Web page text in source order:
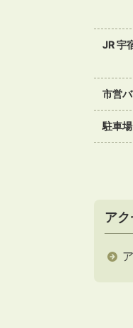
JR 宇
市営
駐車場
ア